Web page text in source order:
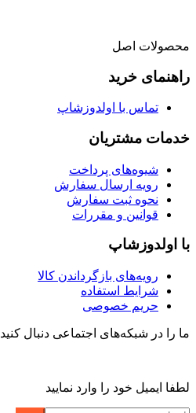
محصولات اصل
راهنمای خرید
تماس با اولدوزشاپ
خدمات مشتریان
شیوه‌های پرداخت
رویه ارسال سفارش
نحوه ثبت سفارش
قوانین و مقررات
با اولدوزشاپ
رویه‌های بازگرداندن کالا
شرایط استفاده
حریم خصوصی
ما را در شبکه‌های اجتماعی دنبال کنید
لطفا ایمیل خود را وارد نمایید